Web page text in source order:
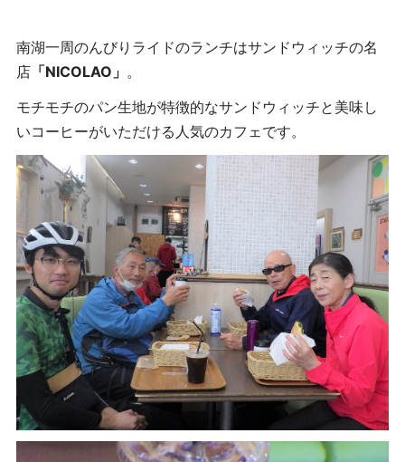
南湖一周のんびりライドのランチはサンドウィッチの名
店「NICOLAO」 。
モチモチのパン生地が特徴的なサンドウィッチと美味し
いコーヒーがいただける人気のカフェです。